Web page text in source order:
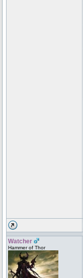
Watcher
Hammer of Thor